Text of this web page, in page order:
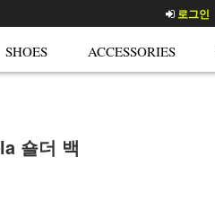
로그인
SHOES ACCESSORIES
숄더 백